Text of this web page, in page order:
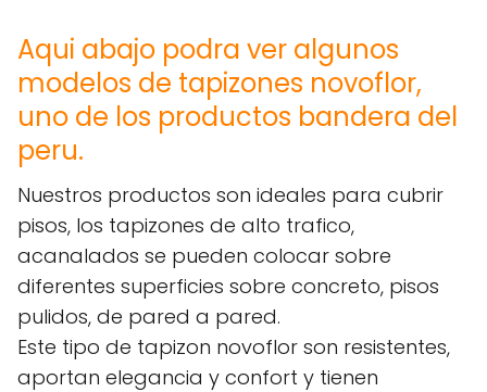
Aqui abajo podra ver algunos
modelos de tapizones novoflor,
uno de los productos bandera del
peru.
Nuestros productos son ideales para cubrir
pisos, los tapizones de alto trafico,
acanalados se pueden colocar sobre
diferentes superficies sobre concreto, pisos
pulidos, de pared a pared.
Este tipo de tapizon novoflor son resistentes,
aportan elegancia y confort y tienen